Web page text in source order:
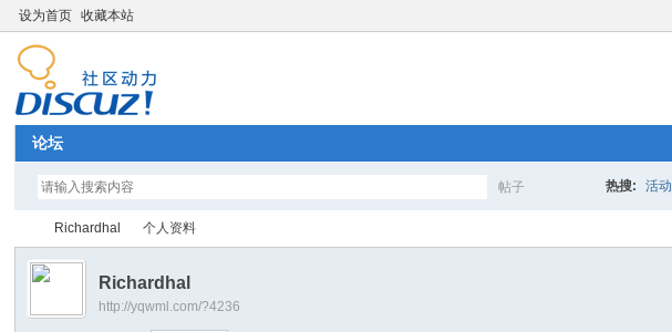
设为首页 收藏本站
论坛
帖子 热搜: 活动
›
Richardhal 个人资料
Richardhal
http://yqwml.com/?4236